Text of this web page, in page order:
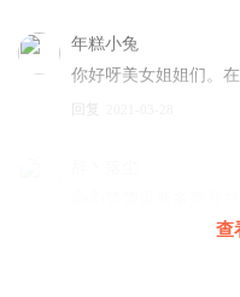
年糕小兔
你好呀美女姐姐们。
回复
查